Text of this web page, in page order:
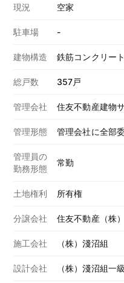
現況 空家
駐車場 -
建物構造 鉄筋コンクリー
総戸数 357戸
管理会社 住友不動産建物
管理形態 管理会社に全部
管理員の
勤務形態
常勤
土地権利 所有権
分譲会社 住友不動産（株
施工会社 （株）淺沼組
設計会社 （株）淺沼組一